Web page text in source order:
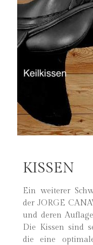
KISSEN
Ein weiterer
der JORGE
und deren
Die Kissen sind
die eine